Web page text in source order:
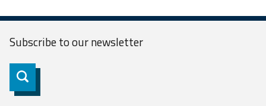
Subscribe to ournewsletter
Subscribe